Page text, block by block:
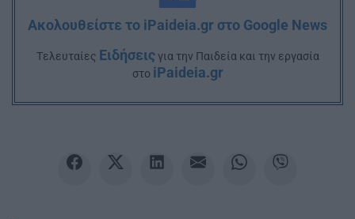
Ακολουθείστε το iPaideia.gr στο Google News
Tελευταίες Ειδήσειςγια την Παιδεία και την εργασία
στο iPaideia.gr